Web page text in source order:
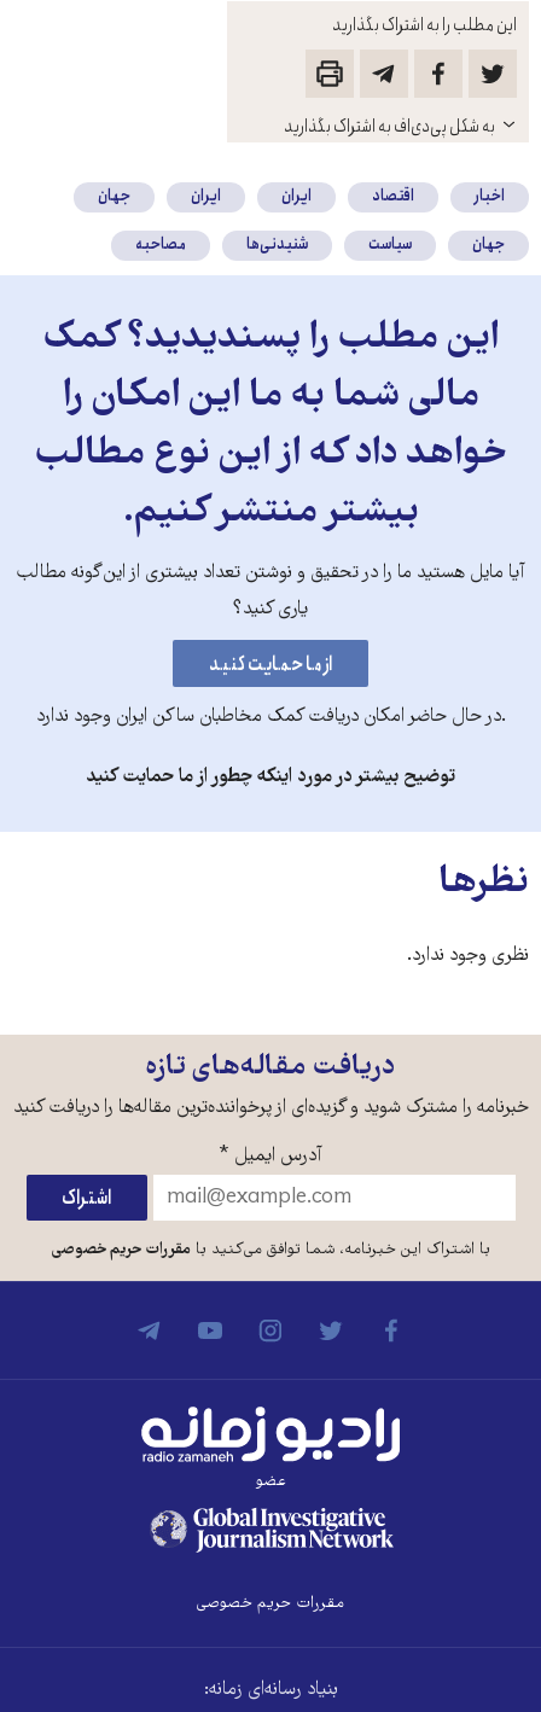
این مطلب را به اشتراک بگذارید
باز
کنید
به شکل پی‌دی‌اف به اشتراک بگذارید
اخبار اقتصاد ایران ایران
جهان
جهان
سیاست شنیدنی‌ها مصاحبه
این مطلب را پسندیدید؟ کمک
مالی شما به ما این امکان را
خواهد داد که از این نوع مطالب
بیشتر منتشر کنیم.
آیا مایل هستید ما را در تحقیق و نوشتن تعداد بیشتری از این‌گونه مطالب
یاری کنید؟
.در حال حاضر امکان دریافت کمک مخاطبان ساکن ایران وجود ندارد
توضیح بیشتر در مورد اینکه چطور از ما حمایت کنید
نظرها
نظری وجود ندارد.
دریافت مقاله‌های تازه
خبرنامه را مشترک شوید و گزیده‌ای از پرخواننده‌ترین مقاله‌ها را دریافت کنید
آدرس ایمیل *
با اشتراک این خبرنامه، شما توافق می‌کنید بامقررات حریم خصوصی
عضو
مقررات حریم خصوصی
بنیاد رسانه‌ای زمانه: